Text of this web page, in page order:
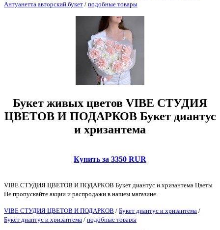
Антуанетта авторский букет / подобные товары
Букет живых цветов VIBE СТУДИЯ
ЦВЕТОВ И ПОДАРКОВ Букет диантус
и хризантема
Купить за 3350 RUR
VIBE СТУДИЯ ЦВЕТОВ И ПОДАРКОВ Букет диантус и хризантема Цветы
Не пропускайте акции и распродажи в нашем магазине.
VIBE СТУДИЯ ЦВЕТОВ И ПОДАРКОВ / Букет диантус и хризантема /
Букет диантус и хризантема / подобные товары